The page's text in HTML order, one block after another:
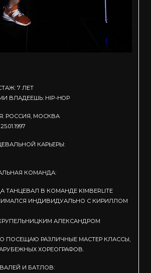
7 ЛЕТ
ВЛАДЕЕШЬ: HIP-HOP
РОССИЯ, МОСКВА
КАРЬЕРЫ:
КОМАНДА:
ТАНЦЕВАЛ В КОМАНДЕ KIMBERLITE
ИНДИВИДУАЛЬНО С КИРИЛЛОМ
АЛЕКСАНДРОМ
ПОСЕЩАЮ РАЗЛИЧНЫЕ МАСТЕР КЛАССЫ,
ХОРЕОГРАФОВ.
И БАТЛОВ: